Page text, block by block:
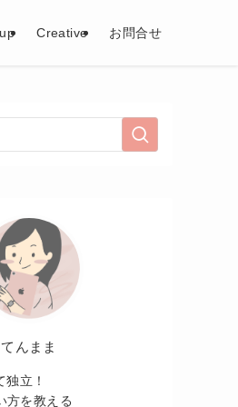
Creative お問合せ
てんまま
立！
方を教える